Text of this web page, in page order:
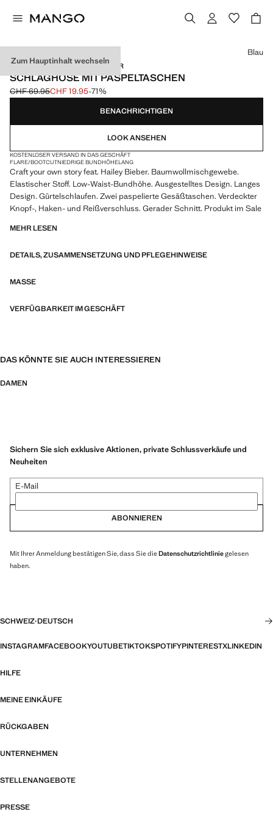
Zum Hauptinhalt wechseln
MANGO STARRING HAILEY BIEBER
SCHLAGHOSE MIT PASPELTASCHEN
Ausgangspreis durchgestrichen [CHF 69.95 ]
CHF 69.95
Aktueller Preis [CHF 19.95 ]
CHF 19.95-71%
Wählen Sie eine Farbe
Blau
BENACHRICHTIGEN
LOOK ANSEHEN
KOSTENLOSER VERSAND IN DAS GESCHÄFT
FLARE/BOOTCUTNIEDRIGE BUNDHÖHELANG
Craft your own story feat. Hailey Bieber. Baumwollmischgewebe.
Elastischer Stoff. Low-Waist-Bundhöhe. Ausgestelltes Design. Langes
Design. Gürtelschlaufen. Zwei paspelierte Gesäßtaschen. Verdeckter
Knopf-, Haken- und Reißverschluss. Gerader Schnitt. Produkt im Sale
MEHR LESEN
DETAILS, ZUSAMMENSETZUNG UND PFLEGEHINWEISE
MASSE
VERFÜGBARKEIT IM GESCHÄFT
DAS KÖNNTE SIE AUCH INTERESSIEREN
DAMEN
Sichern Sie sich exklusive Aktionen, private Schlussverkäufe und
Neuheiten
E-Mail
ABONNIEREN
Mit Ihrer Anmeldung bestätigen Sie, dass Sie dieDatenschutzrichtliniegelesen
haben.
SCHWEIZ·DEUTSCH
INSTAGRAMFACEBOOKYOUTUBETIKTOKSPOTIFYPINTERESTXLINKEDIN
HILFE
MEINE EINKÄUFE
RÜCKGABEN
UNTERNEHMEN
STELLENANGEBOTE
PRESSE